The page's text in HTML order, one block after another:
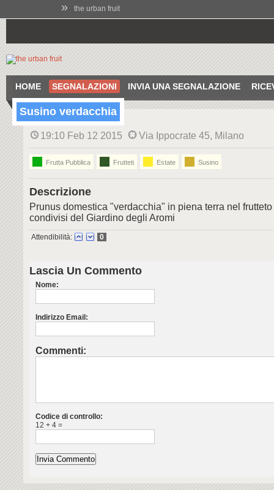
» the urban fruit
HOME SEGNALAZIONI INVIA UNA SEGNALAZIONE
Susino verdacchia
19:10 Feb 12 2015 Via Ippocrate 45, Milano
Frutta Pubblica Frutteti Estate Susino
Descrizione
Prunus domestica "verdacchia" in piena terra nel
condivisi del Giardino degli Aromi
Attendibilità: 0
Lascia Un Commento
Nome:
Indirizzo Email:
Commenti:
Codice di controllo:
12 + 4 =